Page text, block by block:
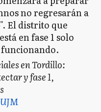
no regresarán a
El distrito que
en fase 1 solo
funcionando.
en Tordillo:
y fase 1,